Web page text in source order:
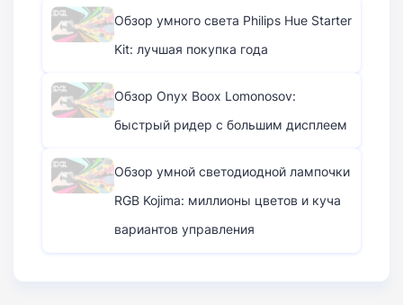
Обзор умного света Philips Hue Starter
Kit: лучшая покупка года
Обзор Onyx Boox Lomonosov:
быстрый ридер с большим дисплеем
Обзор умной светодиодной лампочки
RGB Kojima: миллионы цветов и куча
вариантов управления